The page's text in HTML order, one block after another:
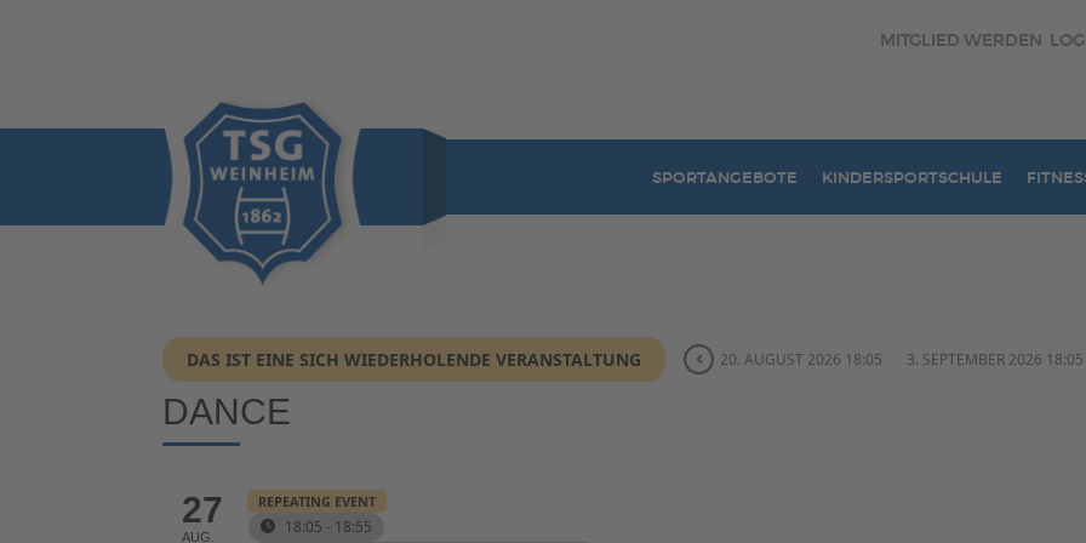
MITGLIED WERDEN
SPORTANGEBOTE KINDERSPORTSCHULE
DAS IST EINE SICH WIEDERHOLENDE VERANSTALTUNG 20. AUGUST 2026 18:05 3. SEPTEMBER 2026 18:05
DANCE
27
AUG.
REPEATING EVENT
18:05 - 18:55